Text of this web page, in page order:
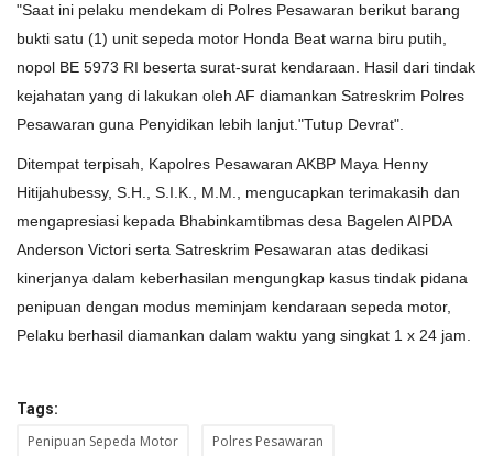
"Saat ini pelaku mendekam di Polres Pesawaran berikut barang
bukti satu (1) unit sepeda motor Honda Beat warna biru putih,
nopol BE 5973 RI beserta surat-surat kendaraan. Hasil dari tindak
kejahatan yang di lakukan oleh AF diamankan Satreskrim Polres
Pesawaran guna Penyidikan lebih lanjut."Tutup Devrat".
Ditempat terpisah, Kapolres Pesawaran AKBP Maya Henny
Hitijahubessy, S.H., S.I.K., M.M., mengucapkan terimakasih dan
mengapresiasi kepada Bhabinkamtibmas desa Bagelen AIPDA
Anderson Victori serta Satreskrim Pesawaran atas dedikasi
kinerjanya dalam keberhasilan mengungkap kasus tindak pidana
penipuan dengan modus meminjam kendaraan sepeda motor,
Pelaku berhasil diamankan dalam waktu yang singkat 1 x 24 jam.
Tags:
Penipuan Sepeda Motor Polres Pesawaran